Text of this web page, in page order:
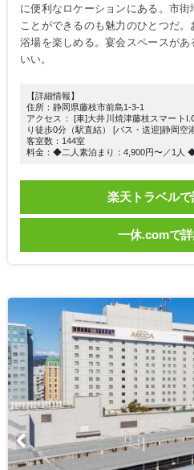
に便利なロケーションにある。市
ことができるのも魅力のひとつだ
浴場を楽しめる。宴会スペースが
いい。
【詳細情報】
住所：静岡県藤枝市前島1-3-1
アクセス： [車]大井川焼津藤枝スマート
り徒歩0分（駅直結） [バス・送迎]静岡空
客室数：144室
料金：◆二人素泊まり：4,900円〜／1人
楽天トラベル
一休.comで